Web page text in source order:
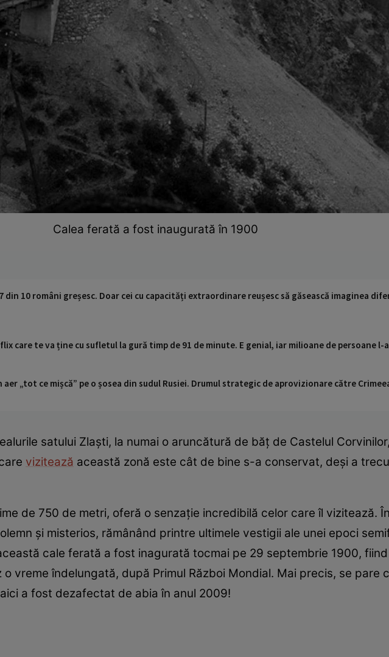
Calea ferată a fost inaugurată în 1900
din 10 români greșesc. Doar cei cu capacități extraordinare reușesc să găsească imaginea
care te va ține cu sufletul la gură timp de 91 de minute. E genial, iar milioane de persoane l-
aer „tot ce mișcă” pe o șosea din sudul Rusiei. Drumul strategic de aprovizionare către
satului Zlaști, la numai o aruncătură de băț de Castelul
vizitează această zonă este cât de bine s-a conservat, deși a
de 750 de metri, oferă o senzație incredibilă celor care îl vizitează.
și misterios, rămânând printre ultimele vestigii ale unei epoci
cale ferată a fost inagurată tocmai pe 29 septembrie 1900,
vreme îndelungată, după Primul Război Mondial. Mai precis, se pare
a fost dezafectat de abia în anul 2009!